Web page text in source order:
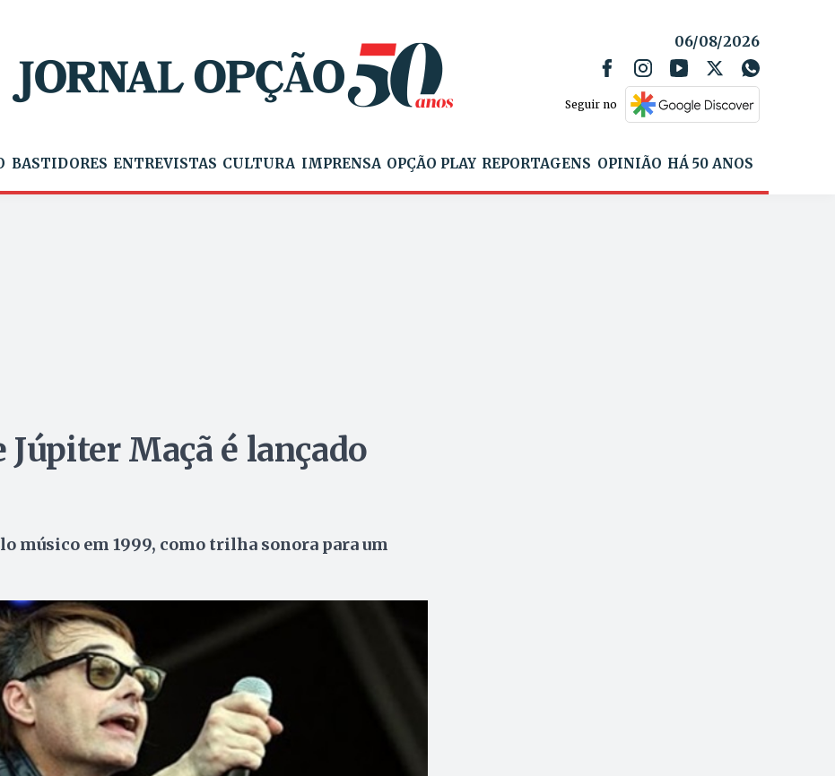
06/08/2026
Seguir no
BASTIDORES ENTREVISTAS CULTURA IMPRENSA OPÇÃO PLAY REPORTAGENS OPINIÃO HÁ 50 ANOS
Maçã é lançado
músico em 1999, como trilha sonora para um